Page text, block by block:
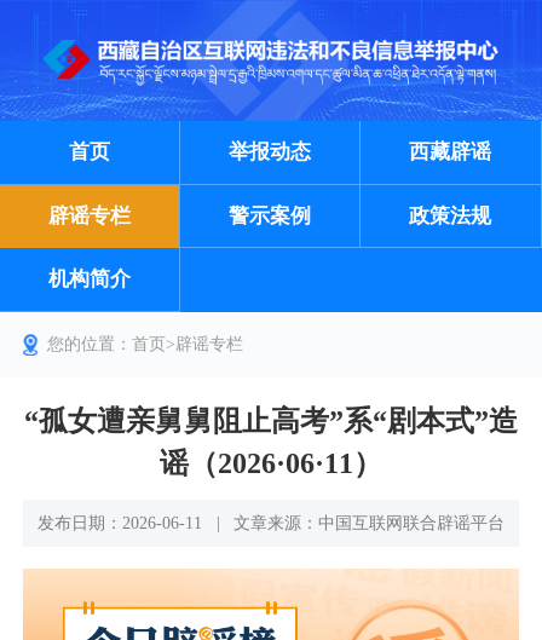
首页 举报动态 西藏辟谣
辟谣专栏 警示案例 政策法规
机构简介
您的位置：首页>辟谣专栏
“孤女遭亲舅舅阻止高考”系“剧本式”造
谣（2026·06·11）
发布日期：2026-06-11 | 文章来源：中国互联网联合辟谣平台